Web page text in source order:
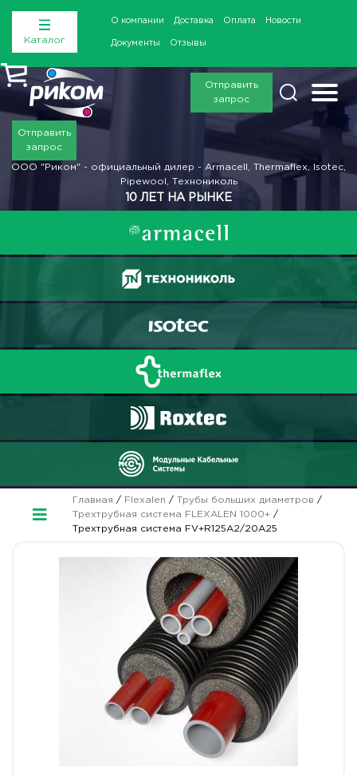
Каталог
О компании Доставка Оплата Новости
Документы Отзывы
Отправить
запрос
Отправить
запрос
ООО "Риком" - официальный дилер - Armacell, Thermaflex, Isotec,
Pipewool, Технониколь
10 ЛЕТ НА РЫНКЕ
Главная / Flexalen / Трубы больших диаметров /
Трехтрубная система FLEXALEN 1000+/
Трехтрубная система FV+R125A2/20A25